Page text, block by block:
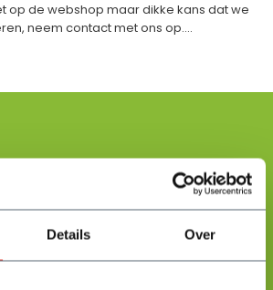
Details Over
op de webshop maar dikke kans dat we
neem contact met ons op....
en ik help je jouw product uit te zoeken